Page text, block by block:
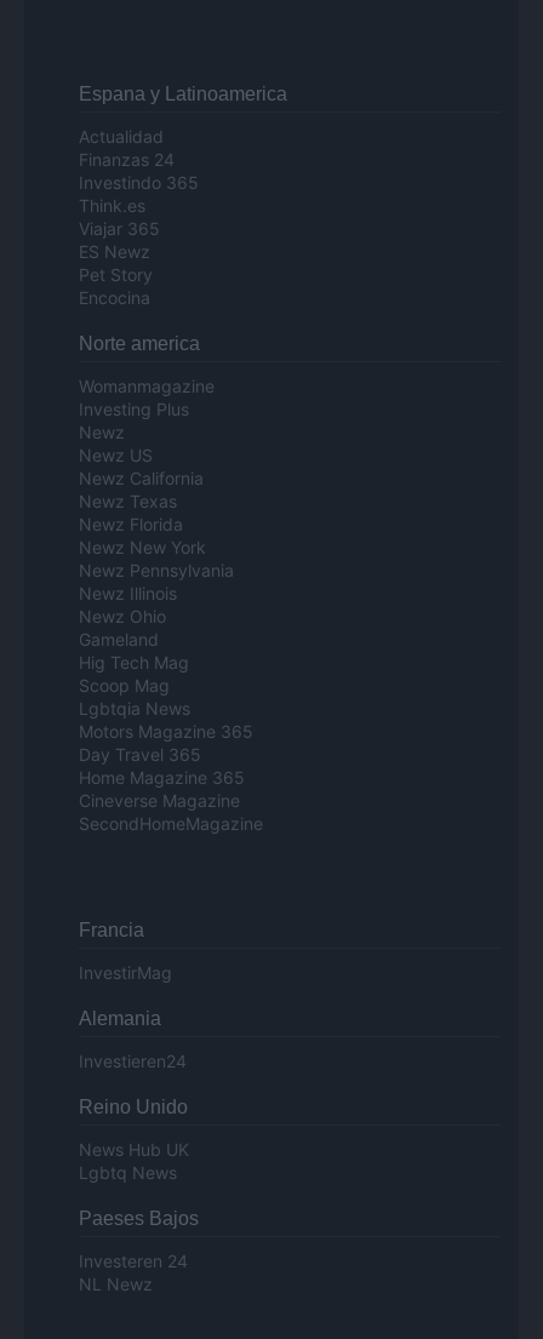
Espana y Latinoamerica
Actualidad
Finanzas 24
Investindo 365
Think.es
Viajar 365
ES Newz
Pet Story
Encocina
Norte america
Womanmagazine
Investing Plus
Newz
Newz US
Newz California
Newz Texas
Newz Florida
Newz New York
Newz Pennsylvania
Newz Illinois
Newz Ohio
Gameland
Hig Tech Mag
Scoop Mag
Lgbtqia News
Motors Magazine 365
Day Travel 365
Home Magazine 365
Cineverse Magazine
SecondHomeMagazine
Francia
InvestirMag
Alemania
Investieren24
Reino Unido
News Hub UK
Lgbtq News
Paeses Bajos
Investeren 24
NL Newz